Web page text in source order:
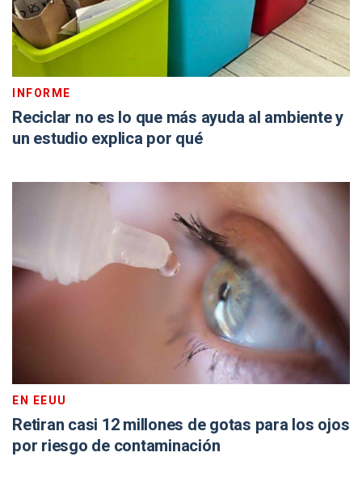
INFORME
Reciclar no es lo que más ayuda al ambiente y
un estudio explica por qué
EN EEUU
Retiran casi 12 millones de gotas para los ojos
por riesgo de contaminación